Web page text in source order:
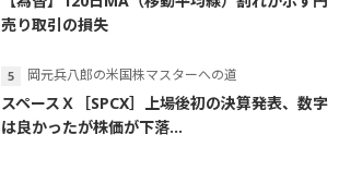
売り取引の損失
岡元兵八郎の米国株マスターへの道
スペースＸ［SPCX］上場後初の決算発表、数字
は良かったが株価が下落...